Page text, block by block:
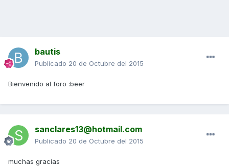
bautis
Publicado 20 de Octubre del 2015
Bienvenido al foro :beer
sanclares13@hotmail.com
Publicado 20 de Octubre del 2015
muchas gracias